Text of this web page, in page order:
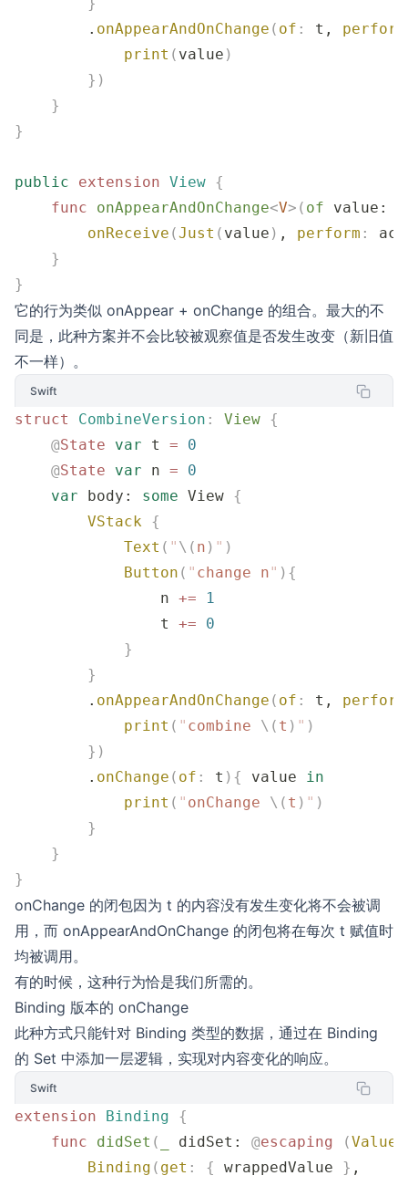
        .
onAppearAndOnChange ( of : t, perform
            print
( value )
        })
    }
}
public extension View {
    func
onAppearAndOnChange<V>( of value :
        onReceive
(Just ( value ) , perform :
    }
}
它的行为类似 onAppear + onChange 的组合。最大的不
同是，此种方案并不会比较被观察值是否发生改变（新旧值
不一样）。
Swift
struct CombineVersion : View {
    @
State var t = 0
    @
State var n = 0
    var
body: some View {
        VStack
{
            Text
( " \( n ) " )
            Button
( " change n" ){
                n
+= 1
                t
+= 0
            }
        }
        .
onAppearAndOnChange ( of : t, perform
            print
( " combine \( t ) " )
        })
        .
onChange ( of : t ){ value in
            print
( " onChange \( t ) " )
        }
    }
}
onChange 的闭包因为 t 的内容没有发生变化将不会被调
用，而 onAppearAndOnChange 的闭包将在每次 t 赋值时
均被调用。
有的时候，这种行为恰是我们所需的。
Binding 版本的 onChange
此种方式只能针对 Binding 类型的数据，通过在 Binding
的 Set 中添加一层逻辑，实现对内容变化的响应。
Swift
extension Binding {
    func
didSet ( didSet : @escaping (Value
        Binding
( get : { wrappedValue } ,